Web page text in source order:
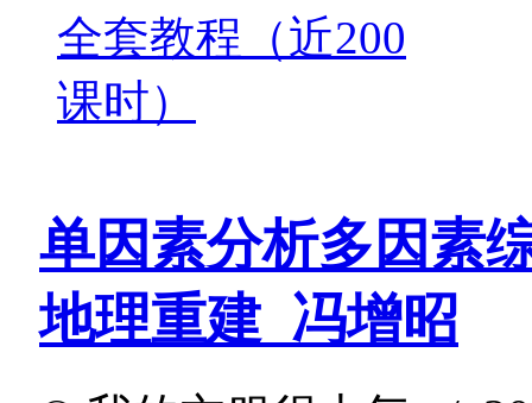
全套教程（近200
课时）
单因素分析多因素
地理重建_冯增昭